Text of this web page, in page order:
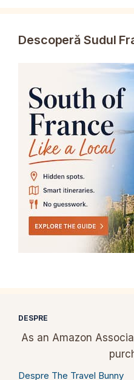
Descoperă Sudul
DESPRE
As an Amazon
Despre The Travel Bunny